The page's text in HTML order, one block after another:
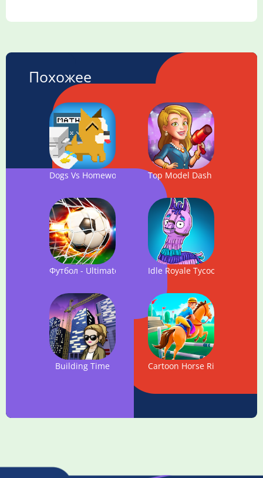
Похожее
Dogs Vs Homework - Clicker Idle GameTop Model Dash - Fashion
Футбол - Ultimate Team Idle Royale Tycoon -
Building Time Cartoon Horse Riding Game